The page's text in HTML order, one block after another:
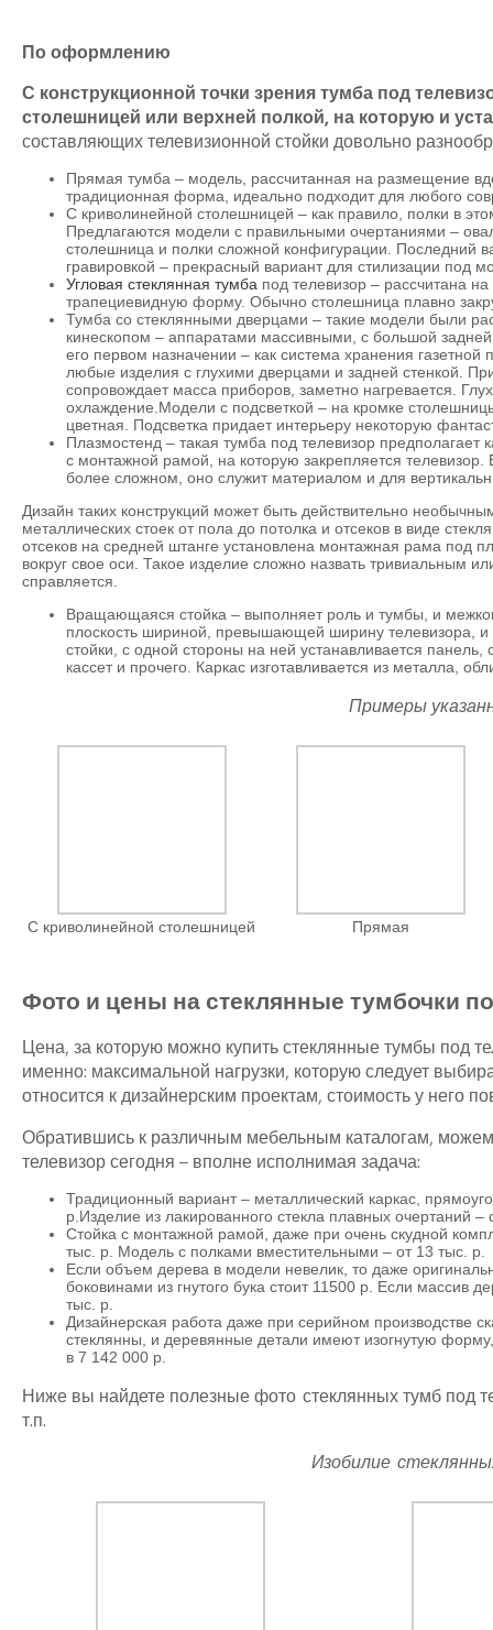
По оформлению
С конструкционной точки зрения тумба под
столешницей или верхней полкой, на которую и
составляющих телевизионной стойки довольно
Прямая тумба – модель, рассчитанная на размещение
традиционная форма, идеально подходит для любого
С криволинейной столешницей – как правило, полки в
Предлагаются модели с правильными очертаниями –
столешница и полки сложной конфигурации. Последний
гравировкой – прекрасный вариант для стилизации под
Угловая стеклянная тумба под телевизор – рассчитана
трапециевидную форму. Обычно столешница плавно
Тумба со стеклянными дверцами – такие модели были
кинескопом – аппаратами массивными, с большой
его первом назначении – как система хранения
любые изделия с глухими дверцами и задней стенкой.
сопровождает масса приборов, заметно нагревается.
охлаждение.Модели с подсветкой – на кромке
цветная. Подсветка придает интерьеру некоторую
Плазмостенд – такая тумба под телевизор предполагает
с монтажной рамой, на которую закрепляется
более сложном, оно служит материалом и для
Дизайн таких конструкций может быть действительно
металлических стоек от пола до потолка и отсеков в виде
отсеков на средней штанге установлена монтажная рама под
вокруг свое оси. Такое изделие сложно назвать тривиальным
справляется.
Вращающаяся стойка – выполняет роль и тумбы, и
плоскость шириной, превышающей ширину телевизора, и
стойки, с одной стороны на ней устанавливается
кассет и прочего. Каркас изготавливается из металла,
Примеры
С криволинейной столешницей Прямая
Фото и цены на стеклянные тумбочки
Цена, за которую можно купить стеклянные тумбы под
именно: максимальной нагрузки, которую следует
относится к дизайнерским проектам, стоимость у него
Обратившись к различным мебельным каталогам,
телевизор сегодня – вполне исполнимая задача:
Традиционный вариант – металлический каркас,
р.Изделие из лакированного стекла плавных очертаний –
Стойка с монтажной рамой, даже при очень скудной
тыс. р. Модель с полками вместительными – от 13 тыс. р.
Если объем дерева в модели невелик, то даже
боковинами из гнутого бука стоит 11500 р. Если массив
тыс. р.
Дизайнерская работа даже при серийном производстве
стеклянны, и деревянные детали имеют изогнутую
в 7 142 000 р.
Ниже вы найдете полезные фото стеклянных тумб под
т.п.
Изобилие